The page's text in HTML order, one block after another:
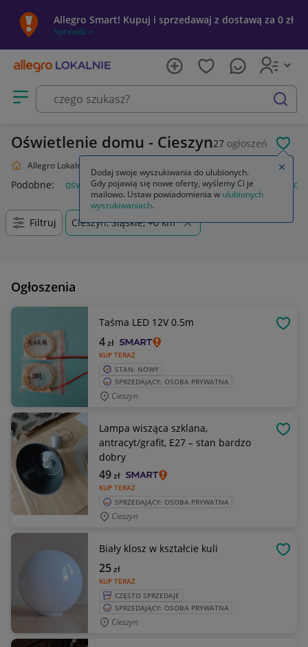
Allegro Smart! Kupuj i sprzedawaj z dostawą za 0 zł
Sprawdź »
Otwórz menu z kategoriami
szukaj
Oświetlenie domu - Cieszyn27 ogłoszeń
Allegro Lokalnie
Podobne: oświetlenie oświetlenie szynowe oświetlenie
Filtruj Cieszyn, Śląskie, +0 km
Ogłoszenia
Taśma LED 12V 0.5m
KUP TERAZ
4zł
STAN: NOWY
SPRZEDAJĄCY: OSOBA PRYWATNA
Cieszyn
Lampa wisząca szklana,
antracyt/grafit, E27 – stan bardzo
dobry
KUP TERAZ
49zł
SPRZEDAJĄCY: OSOBA PRYWATNA
Cieszyn
Biały klosz w kształcie kuli
KUP TERAZ
25zł
CZĘSTO SPRZEDAJE
SPRZEDAJĄCY: OSOBA PRYWATNA
Cieszyn
Dodaj swoje wyszukiwania do ulubionych.
Gdy pojawią się nowe oferty, wyślemy Ci je
mailowo. Ustaw powiadomienia w ulubionych
wyszukiwaniach.